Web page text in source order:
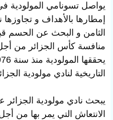
يواصل تسونامي المولودية
إمطارها بالأهداف و تجاوزها
الثامن و البحث عن الحسم
منافسة كأس الجزائر من أجل
التاريخية لنادي مولودية
يبحث نادي مولودية
الانتعاش التي يمر بها من أجل